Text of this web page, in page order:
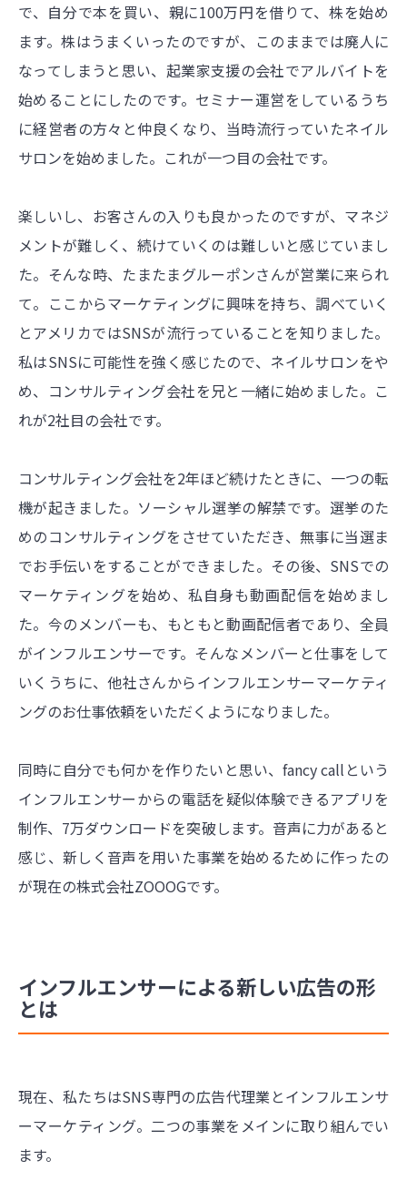
で、自分で本を買い、親に100万円を借りて、株を始め
ます。株はうまくいったのですが、このままでは廃人に
なってしまうと思い、起業家支援の会社でアルバイトを
始めることにしたのです。セミナー運営をしているうち
に経営者の方々と仲良くなり、当時流行っていたネイル
サロンを始めました。これが一つ目の会社です。
楽しいし、お客さんの入りも良かったのですが、マネジ
メントが難しく、続けていくのは難しいと感じていまし
た。そんな時、たまたまグルーポンさんが営業に来られ
て。ここからマーケティングに興味を持ち、調べていく
とアメリカではSNSが流行っていることを知りました。
私はSNSに可能性を強く感じたので、ネイルサロンをや
め、コンサルティング会社を兄と一緒に始めました。こ
れが2社目の会社です。
コンサルティング会社を2年ほど続けたときに、一つの転
機が起きました。ソーシャル選挙の解禁です。選挙のた
めのコンサルティングをさせていただき、無事に当選ま
でお手伝いをすることができました。その後、SNSでの
マーケティングを始め、私自身も動画配信を始めまし
た。今のメンバーも、もともと動画配信者であり、全員
がインフルエンサーです。そんなメンバーと仕事をして
いくうちに、他社さんからインフルエンサーマーケティ
ングのお仕事依頼をいただくようになりました。
同時に自分でも何かを作りたいと思い、fancy callという
インフルエンサーからの電話を疑似体験できるアプリを
制作、7万ダウンロードを突破します。音声に力があると
感じ、新しく音声を用いた事業を始めるために作ったの
が現在の株式会社ZOOOGです。
インフルエンサーによる新しい広告の形
とは
現在、私たちはSNS専門の広告代理業とインフルエンサ
ーマーケティング。二つの事業をメインに取り組んでい
ます。